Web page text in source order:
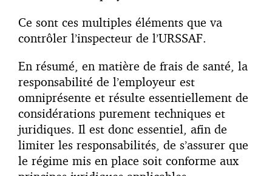
Ce sont ces multiples éléments que va
contrôler l’inspecteur de l’URSSAF.
En résumé, en matière de frais de santé, la
responsabilité de l’employeur est
omniprésente et résulte essentiellement de
considérations purement techniques et
juridiques. Il est donc essentiel, afin de
limiter les responsabilités, de s’assurer que
le régime mis en place soit conforme aux